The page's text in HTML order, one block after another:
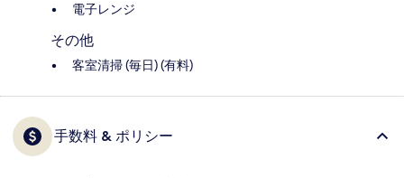
電子レンジ
その他
客室清掃 (毎日) (有料)
手数料 & ポリシー